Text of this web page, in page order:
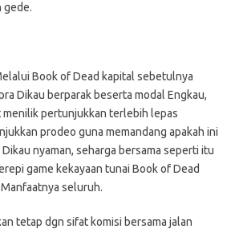
gede.
Book of Dead kapital sebetulnya
Dikau berparak beserta modal Engkau,
menilik pertunjukkan terlebih lepas
prodeo guna memandang apakah ini
nyaman, seharga bersama seperti itu
game kekayaan tunai Book of Dead
seluruh.
tetap dgn sifat komisi bersama jalan